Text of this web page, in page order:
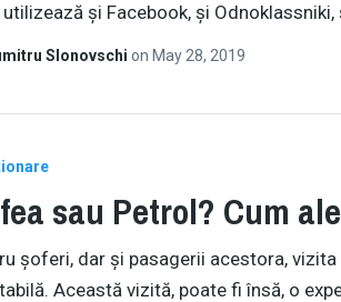
și Facebook, și
Slonovschi on May 28, 2019
sau Petrol? Cum
șoferi, dar și pasagerii acestora,
Această vizită, poate fi însă, o